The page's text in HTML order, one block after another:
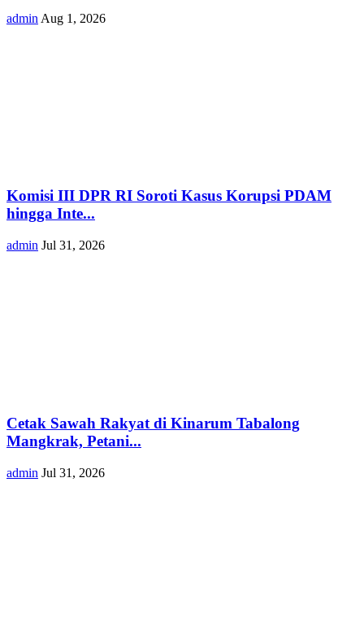
admin Aug 1, 2026
Komisi III DPR RI Soroti Kasus Korupsi PDAM
hingga Inte...
admin Jul 31, 2026
Cetak Sawah Rakyat di Kinarum Tabalong
Mangkrak, Petani...
admin Jul 31, 2026